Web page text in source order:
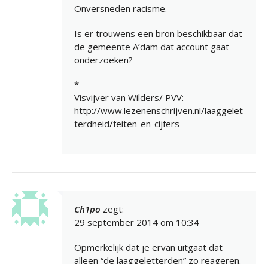
Onversneden racisme.
Is er trouwens een bron beschikbaar dat
de gemeente A’dam dat account gaat
onderzoeken?
*
Visvijver van Wilders/ PVV:
http://www.lezenenschrijven.nl/laaggelet
terdheid/feiten-en-cijfers
Ch1po zegt:
29 september 2014 om 10:34
Opmerkelijk dat je ervan uitgaat dat
alleen “de laaggeletterden” zo reageren.